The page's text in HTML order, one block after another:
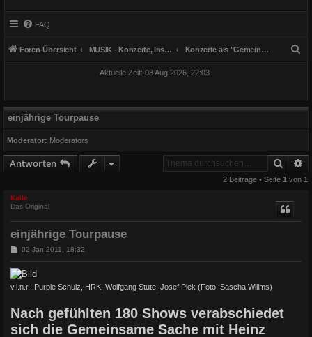
FAQ
Foren-Übersicht MUSIK - Konzerte, Instrumente und Gesang Konzerte als "Gemeinsame Sache"
Aktuelle Zeit: 08 Aug 2026, 22:03
einjährige Tourpause
Moderator: Moderators
Antworten Suche
2 Beiträge • Seite 1von 1
Kalle
Das Original
einjährige Tourpause
B
i
t
r
02 Jan 2011, 18:32
v.l.n.r.: Purple Schulz, HRK, Wolfgang Stute, Josef Piek (Foto: Sascha Willms)
Nach gefühlten 180 Shows verabschiedet
sich die Gemeinsame Sache mit Heinz